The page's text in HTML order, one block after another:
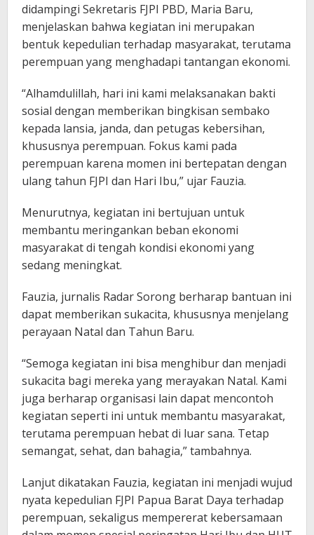
didampingi Sekretaris FJPI PBD, Maria Baru,
menjelaskan bahwa kegiatan ini merupakan
bentuk kepedulian terhadap masyarakat, terutama
perempuan yang menghadapi tantangan ekonomi.
“Alhamdulillah, hari ini kami melaksanakan bakti
sosial dengan memberikan bingkisan sembako
kepada lansia, janda, dan petugas kebersihan,
khususnya perempuan. Fokus kami pada
perempuan karena momen ini bertepatan dengan
ulang tahun FJPI dan Hari Ibu,” ujar Fauzia.
Menurutnya, kegiatan ini bertujuan untuk
membantu meringankan beban ekonomi
masyarakat di tengah kondisi ekonomi yang
sedang meningkat.
Fauzia, jurnalis Radar Sorong berharap bantuan ini
dapat memberikan sukacita, khususnya menjelang
perayaan Natal dan Tahun Baru.
“Semoga kegiatan ini bisa menghibur dan menjadi
sukacita bagi mereka yang merayakan Natal. Kami
juga berharap organisasi lain dapat mencontoh
kegiatan seperti ini untuk membantu masyarakat,
terutama perempuan hebat di luar sana. Tetap
semangat, sehat, dan bahagia,” tambahnya.
Lanjut dikatakan Fauzia, kegiatan ini menjadi wujud
nyata kepedulian FJPI Papua Barat Daya terhadap
perempuan, sekaligus mempererat kebersamaan